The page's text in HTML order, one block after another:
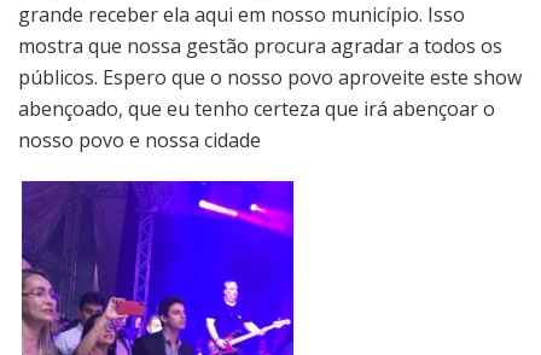
grande receber ela aqui em nosso município. Isso
mostra que nossa gestão procura agradar a todos os
públicos. Espero que o nosso povo aproveite este show
abençoado, que eu tenho certeza que irá abençoar o
nosso povo e nossa cidade